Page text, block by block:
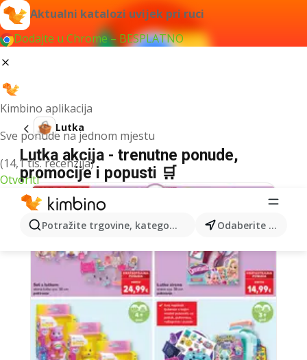
Aktualni katalozi uvijek pri ruci
Dodajte u Chrome – BESPLATNO
Kimbino aplikacija
Sve ponude na jednom mjestu
(14,1 tis. recenzija)
Otvoriti
Potražite trgovine, kategorije, proizvode... Odaberite grad
Lutka
Lutka akcija - trenutne ponude,
promocije i popusti 🛒